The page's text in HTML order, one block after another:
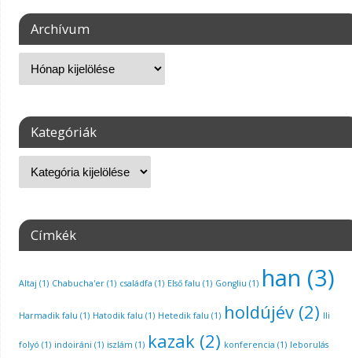
Archívum
Kategóriák
Címkék
Altaj (1) Chabucha'er(1) családfa (1) Első falu (1) Gongliu (1) han (3)
Harmadik falu (1) Hatodik falu (1) Hetedik falu (1) holdújév(2) Ili
folyó (1) indoiráni (1) iszlám (1) kazak(2) konferencia (1) leborulás